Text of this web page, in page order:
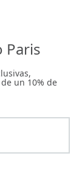
Paris
un 10% de